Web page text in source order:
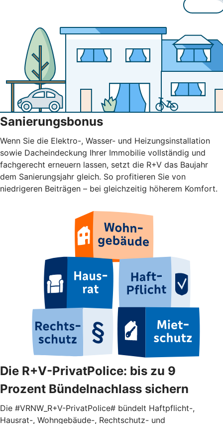
Sanierungsbonus
Wenn Sie die Elektro-, Wasser- und Heizungsinstallation
sowie Dacheindeckung Ihrer Immobilie vollständig und
fachgerecht erneuern lassen, setzt die R+V das Baujahr
dem Sanierungsjahr gleich. So profitieren Sie von
niedrigeren Beiträgen – bei gleichzeitig höherem Komfort.
Die R+V-PrivatPolice: bis zu 9
Prozent Bündelnachlass sichern
Die #VRNW_R+V-PrivatPolice# bündelt Haftpflicht-,
Hausrat-, Wohngebäude-, Rechtschutz- und